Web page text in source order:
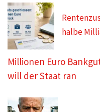
halbe
Millionen Euro
will der Staat ran